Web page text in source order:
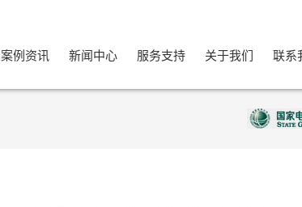
案例资讯 新闻中心 服务支持 关于我们 联系